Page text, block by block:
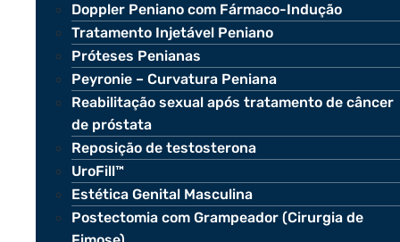
Doppler Peniano com Fármaco-Indução
Tratamento Injetável Peniano
Próteses Penianas
Peyronie – Curvatura Peniana
Reabilitação sexual após tratamento de câncer
de próstata
Reposição de testosterona
UroFill™
Estética Genital Masculina
Postectomia com Grampeador (Cirurgia de